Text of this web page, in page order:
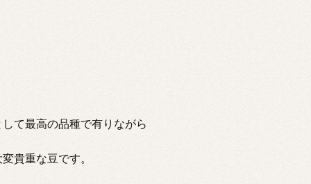
て最高の品種で有りながら
貴重な豆です。